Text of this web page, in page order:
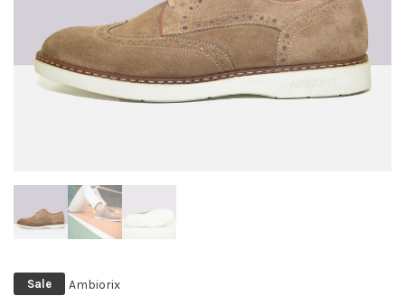
Sale Ambiorix